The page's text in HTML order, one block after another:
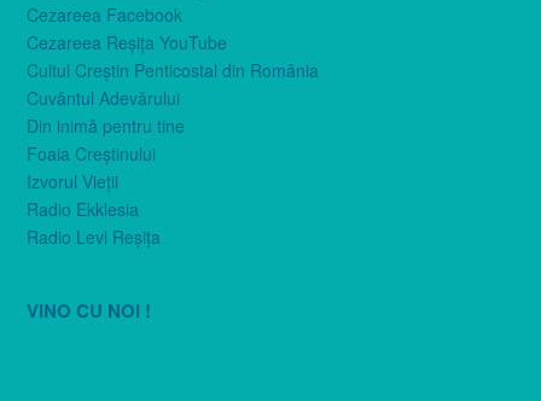
Cezareea Facebook
Cezareea Reşiţa YouTube
Cultul Creştin Penticostal din România
Cuvântul Adevărului
Din inimă pentru tine
Foaia Creştinului
Izvorul Vieţii
Radio Ekklesia
Radio Levi Reşiţa
VINO CU NOI !